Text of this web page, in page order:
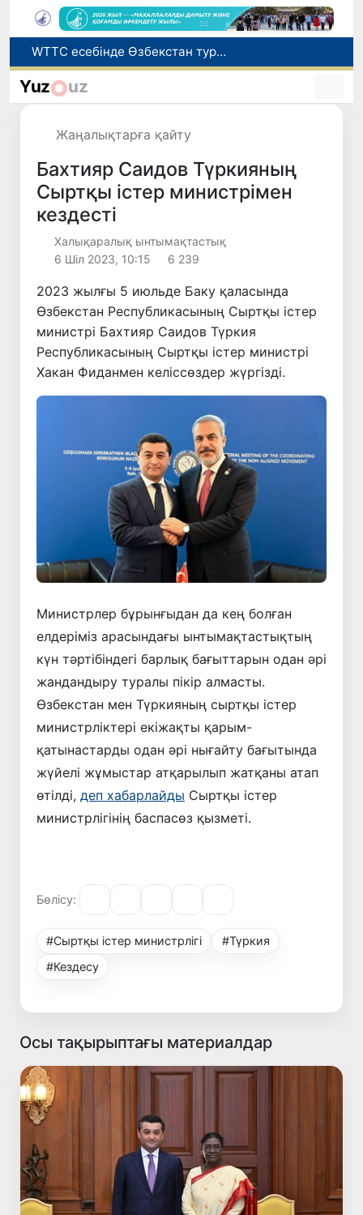
Мүмкіндігі шектеулі талапкерлерге қабылдау емтихандарында қосымша уақыт беріледі
Беларусьтен Өзбекстанға екінші тікелей жүк пойызы жөнелтілді
Yuz uz
Жаңалықтарға қайту
Бахтияр Саидов Түркияның
Сыртқы істер министрімен
кездесті
Халықаралық ынтымақтастық
6 Шіл 2023, 10:15
6 239
2023 жылғы 5 июльде Баку қаласында
Өзбекстан Республикасының Сыртқы істер
министрі Бахтияр Саидов Түркия
Республикасының Сыртқы істер министрі
Хакан Фиданмен келіссөздер жүргізді.
Министрлер бұрынғыдан да кең болған
елдеріміз арасындағы ынтымақтастықтың
күн тәртібіндегі барлық бағыттарын одан әрі
жандандыру туралы пікір алмасты.
Өзбекстан мен Түркияның сыртқы істер
министрліктері екіжақты қарым-
қатынастарды одан әрі нығайту бағытында
жүйелі жұмыстар атқарылып жатқаны атап
өтілді, деп хабарлайды Сыртқы істер
министрлігінің баспасөз қызметі.
Бөлісу:
#Сыртқы істер министрлігі
#Түркия
#Кездесу
Осы тақырыптағы материалдар